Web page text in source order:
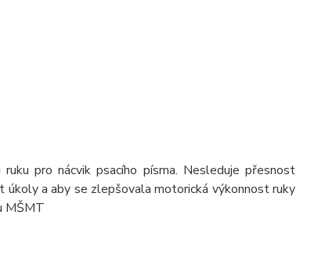
pro nácvik psacího písma. Nesleduje přesnost
úkoly a aby se zlepšovala motorická výkonnost ruky
MŠMT